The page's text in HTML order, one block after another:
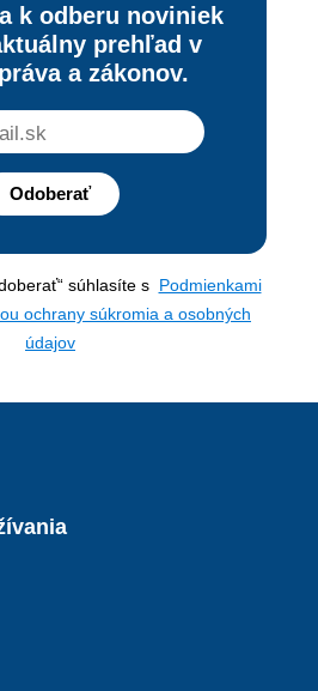
k odberu noviniek
prehľad v
a zákonov.
Odoberať
súhlasíte s Podmienkami
ochrany súkromia a osobných
údajov